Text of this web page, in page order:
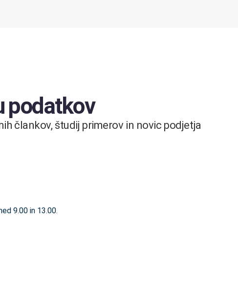
podatkov
člankov, študij primerov in novic podjetja